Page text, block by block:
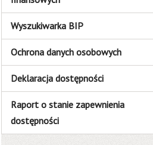
Wyszukiwarka BIP
Ochrona danych osobowych
Deklaracja dostępności
Raport o stanie zapewnienia
dostępności